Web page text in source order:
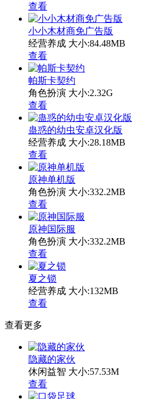
查看
小小木材商免广告版
经营养成 大小:84.48MB
查看
帕斯卡契约
角色扮演 大小:2.32G
查看
蛊惑的幼虫安卓汉化版
经营养成 大小:28.18MB
查看
原神单机版
角色扮演 大小:332.2MB
查看
原神国际服
角色扮演 大小:332.2MB
查看
夏之锁
经营养成 大小:132MB
查看
查看更多
隐藏的家伙
休闲益智 大小:57.53M
查看